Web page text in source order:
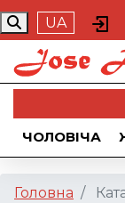
UA
ЧОЛОВІЧА
Головна